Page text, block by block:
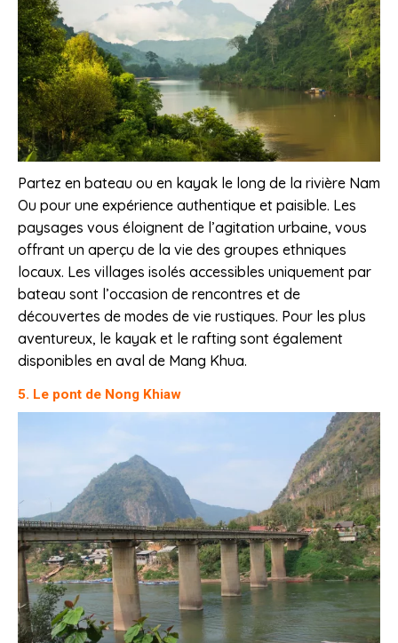
Partez en bateau ou en kayak le long de la rivière Nam
Ou pour une expérience authentique et paisible. Les
paysages vous éloignent de l’agitation urbaine, vous
offrant un aperçu de la vie des groupes ethniques
locaux. Les villages isolés accessibles uniquement par
bateau sont l’occasion de rencontres et de
découvertes de modes de vie rustiques. Pour les plus
aventureux, le kayak et le rafting sont également
disponibles en aval de Mang Khua.
5. Le pont de Nong Khiaw